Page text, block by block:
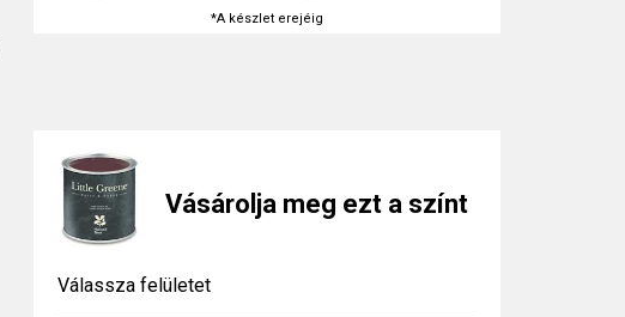
*A készlet erejéig
Vásárolja meg ezt a színt
Válassza felületet